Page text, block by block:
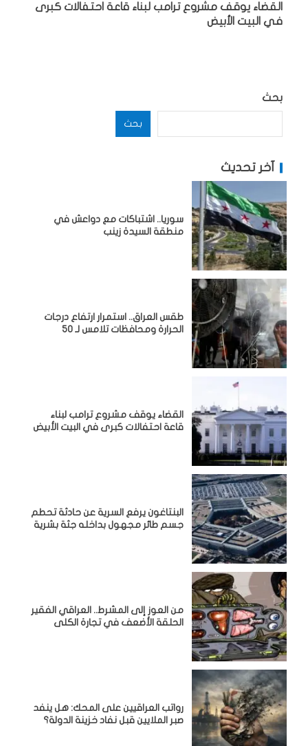
القضاء يوقف مشروع ترامب لبناء قاعة احتفالات كبرى
في البيت الأبيض
بحث
بحث
آخر تحديث
سوريا.. اشتباكات مع دواعش في
منطقة السيدة زينب
طقس العراق.. استمرار ارتفاع درجات
الحرارة ومحافظات تلامس لـ 50
القضاء يوقف مشروع ترامب لبناء
قاعة احتفالات كبرى في البيت الأبيض
البنتاغون يرفع السرية عن حادثة تحطم
جسم طائر مجهول بداخله جثة بشرية
من العوز إلى المشرط.. العراقي الفقير
الحلقة الأضعف في تجارة الكلى
رواتب العراقيين على المحك: هل ينفد
صبر الملايين قبل نفاد خزينة الدولة؟